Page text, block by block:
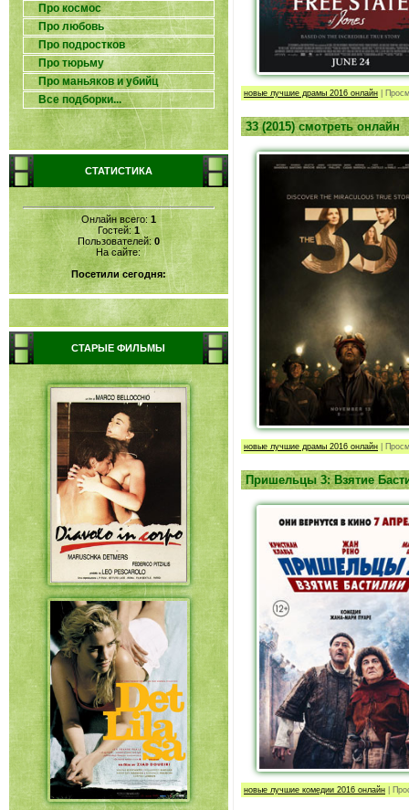
Про космос
Про любовь
Про подростков
Про тюрьму
Про маньяков и убийц
Все подборки...
СТАТИСТИКА
Онлайн всего: 1
Гостей:1
Пользователей:0
На сайте:
Посетили сегодня:
СТАРЫЕ ФИЛЬМЫ
новые лучшие драмы 2016 онлайн
33 (2015) смотреть онлайн
новые лучшие драмы 2016 онлайн
Пришельцы 3: Взятие
новые лучшие комедии 2016 онлайн